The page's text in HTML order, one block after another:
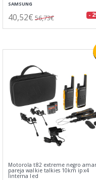
SAMSUNG
40,52€ 56,73€ -
Motorola t82 extreme negro
pareja walkie talkies 10km ipx4
linterna led